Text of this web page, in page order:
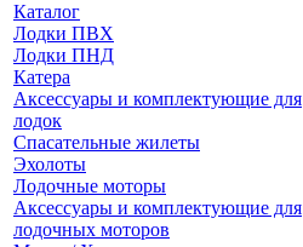
Каталог
Лодки ПВХ
Лодки ПНД
Катера
Аксессуары и комплектующие для
лодок
Спасательные жилеты
Эхолоты
Лодочные моторы
Аксессуары и комплектующие для
лодочных моторов